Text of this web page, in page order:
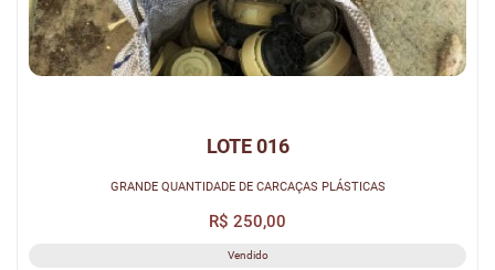
LOTE 016
GRANDE QUANTIDADE DE CARCAÇAS PLÁSTICAS
R$ 250,00
Vendido